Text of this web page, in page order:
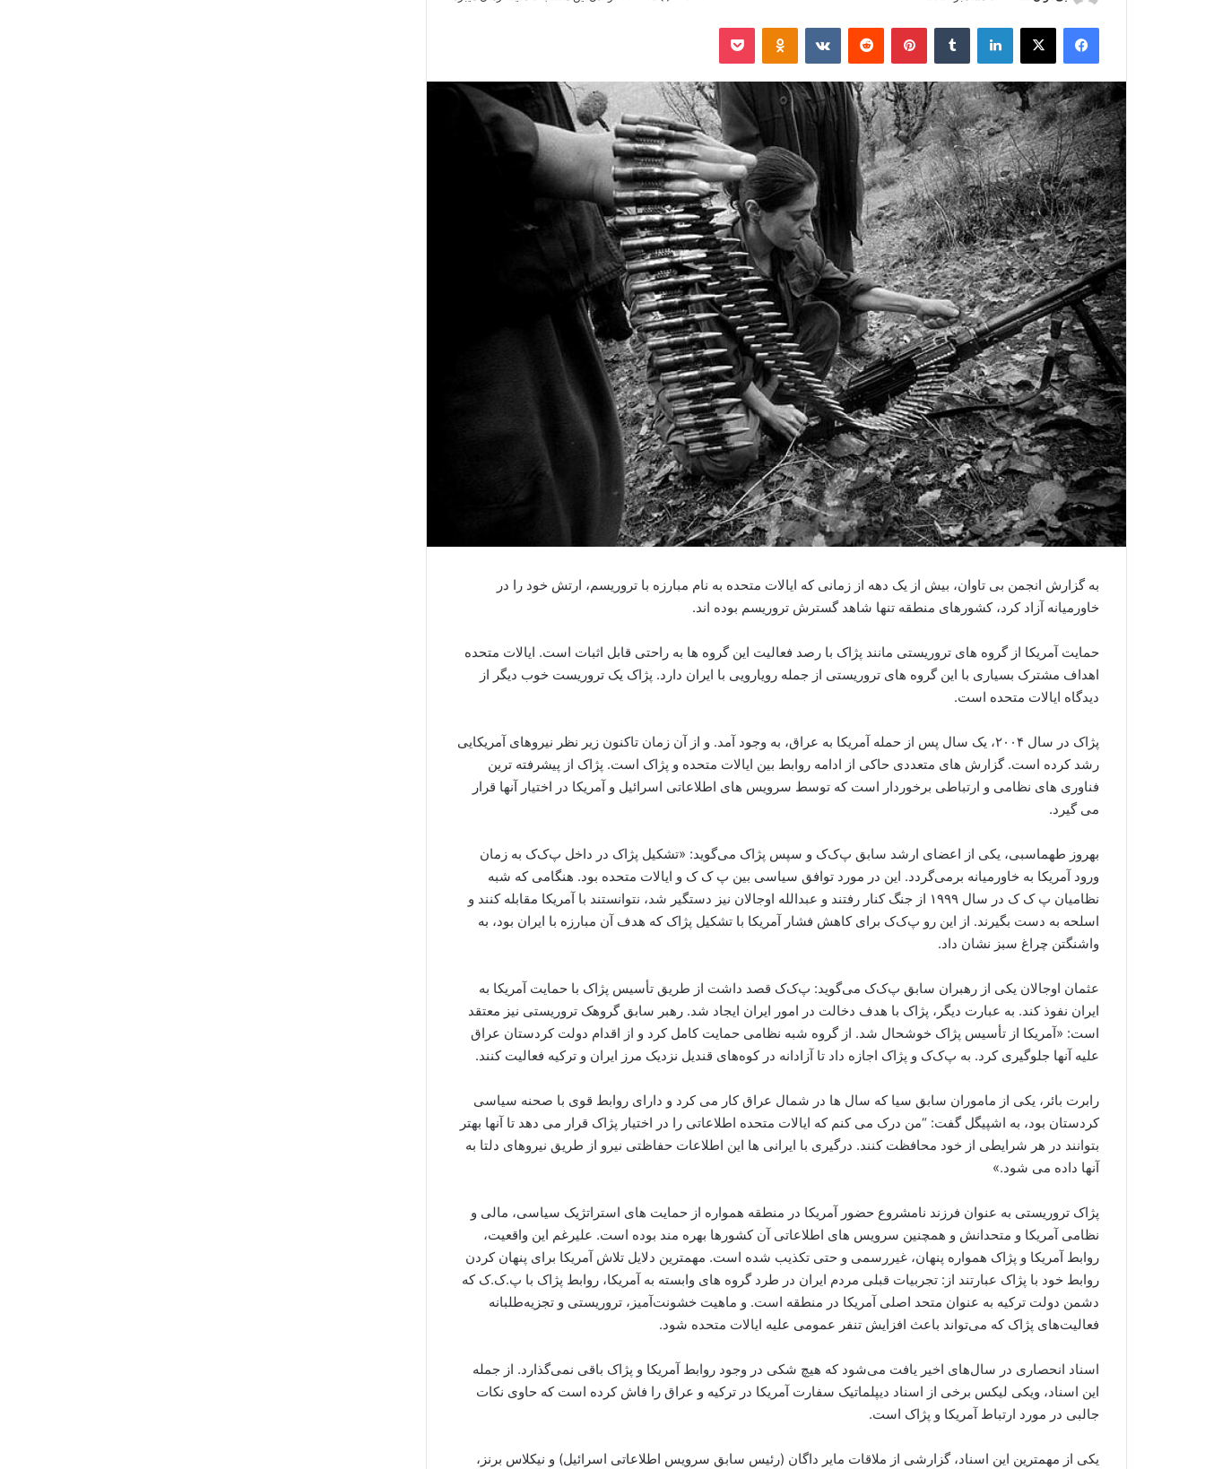
ل
ا
ی
م
ی
ل
فیس بوک لینکدین ‫پین‌ترست ‫رددیت
به گزارش انجمن بی تاوان، بیش از یک دهه از زمانی که ایالات متحده به نام مبارزه با تروریسم، ارتش خود را در
خاورمیانه آزاد کرد، کشورهای منطقه تنها شاهد گسترش تروریسم بوده اند.
حمایت آمریکا از گروه های تروریستی مانند پژاک با رصد فعالیت این گروه ها به راحتی قابل اثبات است. ایالات متحده
اهداف مشترک بسیاری با این گروه های تروریستی از جمله رویارویی با ایران دارد. پژاک یک تروریست خوب دیگر از
دیدگاه ایالات متحده است.
پژاک در سال ۲۰۰۴، یک سال پس از حمله آمریکا به عراق، به وجود آمد. و از آن زمان تاکنون زیر نظر نیروهای آمریکایی
رشد کرده است. گزارش های متعددی حاکی از ادامه روابط بین ایالات متحده و پژاک است. پژاک از پیشرفته ترین
فناوری های نظامی و ارتباطی برخوردار است که توسط سرویس های اطلاعاتی اسرائیل و آمریکا در اختیار آنها قرار
می گیرد.
بهروز طهماسبی، یکی از اعضای ارشد سابق پ‌ک‌ک و سپس پژاک می‌گوید: «تشکیل پژاک در داخل پ‌ک‌ک به زمان
ورود آمریکا به خاورمیانه برمی‌گردد. این در مورد توافق سیاسی بین پ ک ک و ایالات متحده بود. هنگامی که شبه
نظامیان پ ک ک در سال ۱۹۹۹ از جنگ کنار رفتند و عبدالله اوجالان نیز دستگیر شد، نتوانستند با آمریکا مقابله کنند و
اسلحه به دست بگیرند. از این رو پ‌ک‌ک برای کاهش فشار آمریکا با تشکیل پژاک که هدف آن مبارزه با ایران بود، به
واشنگتن چراغ سبز نشان داد.
عثمان اوجالان یکی از رهبران سابق پ‌ک‌ک می‌گوید: پ‌ک‌ک قصد داشت از طریق تأسیس پژاک با حمایت آمریکا به
ایران نفوذ کند. به عبارت دیگر، پژاک با هدف دخالت در امور ایران ایجاد شد. رهبر سابق گروهک تروریستی نیز معتقد
است: «آمریکا از تأسیس پژاک خوشحال شد. از گروه شبه نظامی حمایت کامل کرد و از اقدام دولت کردستان عراق
علیه آنها جلوگیری کرد. به پ‌ک‌ک و پژاک اجازه داد تا آزادانه در کوه‌های قندیل نزدیک مرز ایران و ترکیه فعالیت کنند.
رابرت بائر، یکی از ماموران سابق سیا که سال ها در شمال عراق کار می کرد و دارای روابط قوی با صحنه سیاسی
کردستان بود، به اشپیگل گفت: “من درک می کنم که ایالات متحده اطلاعاتی را در اختیار پژاک قرار می دهد تا آنها بهتر
بتوانند در هر شرایطی از خود محافظت کنند. درگیری با ایرانی ها این اطلاعات حفاظتی نیرو از طریق نیروهای دلتا به
آنها داده می شود.»
پژاک تروریستی به عنوان فرزند نامشروع حضور آمریکا در منطقه همواره از حمایت های استراتژیک سیاسی، مالی و
نظامی آمریکا و متحدانش و همچنین سرویس های اطلاعاتی آن کشورها بهره مند بوده است. علیرغم این واقعیت،
روابط آمریکا و پژاک همواره پنهان، غیررسمی و حتی تکذیب شده است. مهمترین دلایل تلاش آمریکا برای پنهان کردن
روابط خود با پژاک عبارتند از: تجربیات قبلی مردم ایران در طرد گروه های وابسته به آمریکا، روابط پژاک با پ.ک.ک که
دشمن دولت ترکیه به عنوان متحد اصلی آمریکا در منطقه است. و ماهیت خشونت‌آمیز، تروریستی و تجزیه‌طلبانه
فعالیت‌های پژاک که می‌تواند باعث افزایش تنفر عمومی علیه ایالات متحده شود.
اسناد انحصاری در سال‌های اخیر یافت می‌شود که هیچ شکی در وجود روابط آمریکا و پژاک باقی نمی‌گذارد. از جمله
این اسناد، ویکی لیکس برخی از اسناد دیپلماتیک سفارت آمریکا در ترکیه و عراق را فاش کرده است که حاوی نکات
جالبی در مورد ارتباط آمریکا و پژاک است.
یکی از مهمترین این اسناد، گزارشی از ملاقات مایر داگان (رئیس سابق سرویس اطلاعاتی اسرائیل) و نیکلاس برنز،